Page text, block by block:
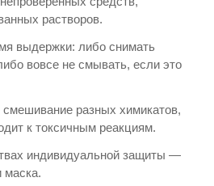
растворов.
выдержки: либо снимать
вовсе не смывать, если это
разных химикатов,
к токсичным реакциям.
индивидуальной защиты —
маска.